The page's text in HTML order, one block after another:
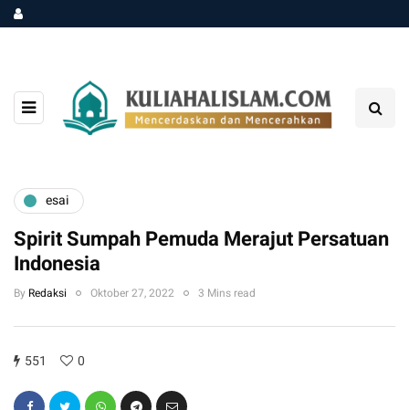
esai
Spirit Sumpah Pemuda Merajut Persatuan
Indonesia
By Redaksi Oktober 27, 2022 3 Mins read
551 0